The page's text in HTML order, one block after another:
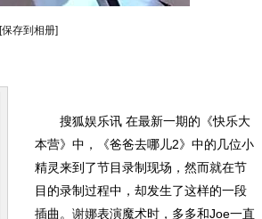
[保存到相册]
搜狐娱乐讯 在最新一期的《快乐大
本营》中，《爸爸去哪儿2》中的几位小
精灵来到了节目录制现场，然而就在节
目的录制过程中，却发生了这样的一段
插曲。 谢娜表演魔术时，多多和Joe一直